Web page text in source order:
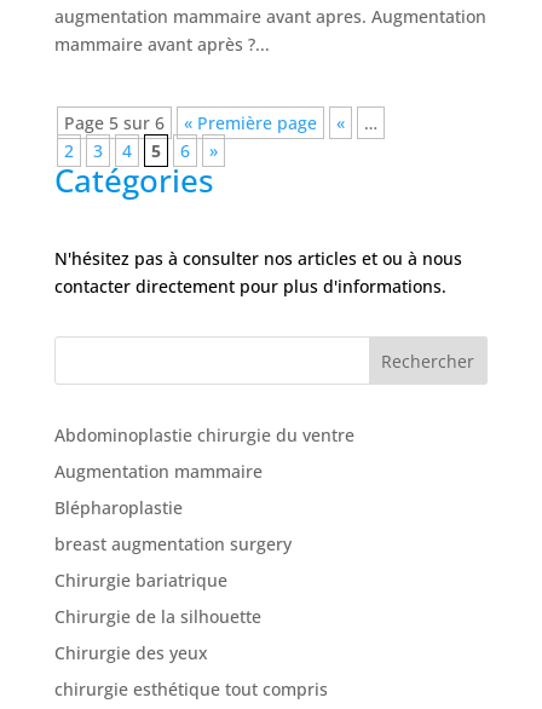
augmentation mammaire avant apres. Augmentation
mammaire avant après ?...
Page 5 sur 6 « Première page «
…
2
3 4 5 6 »
Catégories
N'hésitez pas à consulter nos articles et ou à nous
contacter directement pour plus d'informations.
Rechercher
Abdominoplastie chirurgie du ventre
Augmentation mammaire
Blépharoplastie
breast augmentation surgery
Chirurgie bariatrique
Chirurgie de la silhouette
Chirurgie des yeux
chirurgie esthétique tout compris